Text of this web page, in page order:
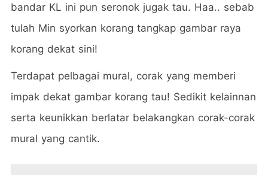
bandar KL ini pun seronok jugak tau. Haa.. sebab
tulah Min syorkan korang tangkap gambar raya
korang dekat sini!
Terdapat pelbagai mural, corak yang memberi
impak dekat gambar korang tau! Sedikit kelainnan
serta keunikkan berlatar belakangkan corak-corak
mural yang cantik.